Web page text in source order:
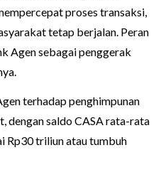
proses transaksi,
tetap berjalan. Peran
Agen sebagai penggerak
terhadap penghimpunan
dengan saldo CASA rata-rata
Rp30 triliun atau tumbuh